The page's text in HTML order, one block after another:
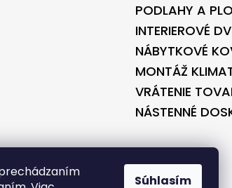
Súhlasím
PODLAHY A
INTERIEROVÉ
NÁBYTKOVÉ
MONTÁŽ
VRÁTENIE
NÁSTENNÉ
VYTVORENÉ V SPOLUPRÁCI S BONTEC.SK